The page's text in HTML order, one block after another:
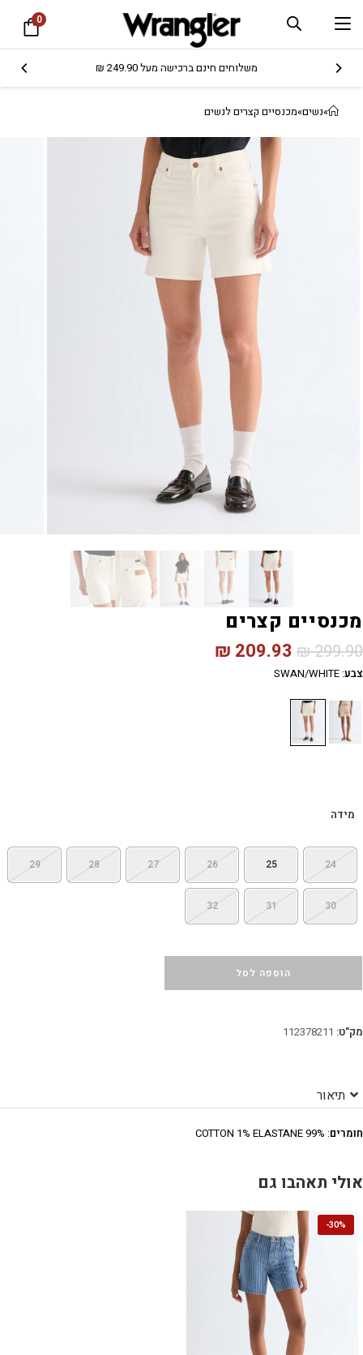
0
משלוחים חינם ברכישה מעל 249.90 ₪
»נשים»מכנסיים קצרים לנשים
מכנסיים קצרים
₪299.90
₪ 209.93
צבע:
SWAN/WHITE
מידה
24
25
26
27
28
29
30
31
32
הוספה לסל
מק"ט: 112378211
תיאור
חומרים: 99% COTTON 1% ELASTANE
אולי תאהבו גם
30%
-